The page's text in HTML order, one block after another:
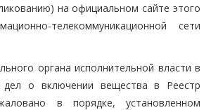
на официальном сайте этого
телекоммуникационной сети
органа исполнительной власти в
дел о включении вещества в Реестр
в порядке, установленном